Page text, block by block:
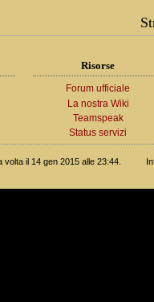
Risorse
Forum ufficiale
La nostra Wiki
Teamspeak
Status servizi
il 14 gen 2015 alle 23:44.